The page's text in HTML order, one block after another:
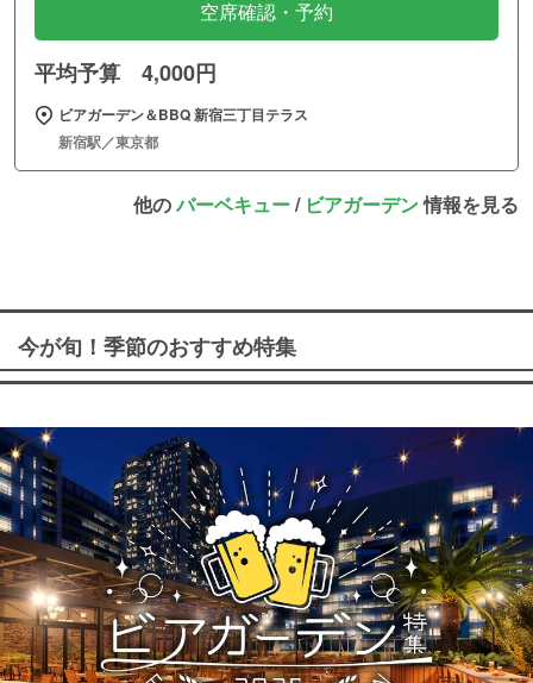
空席確認・予約
平均予算 4,000円
ビアガーデン＆BBQ 新宿三丁目テラス
新宿駅／東京都
他のバーベキュー/ ビアガーデン情報を見る
今が旬！季節のおすすめ特集